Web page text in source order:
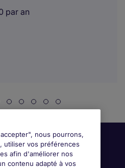
par an
nous pourrons,
utiliser vos préférences
afin d'améliorer nos
contenu adapté à vos